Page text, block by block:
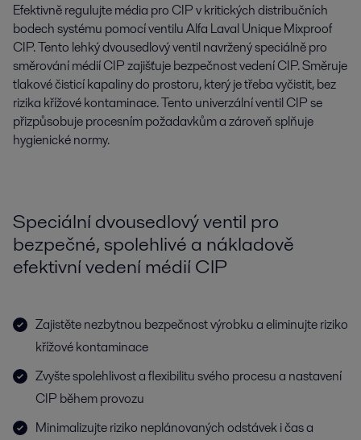
Efektivně regulujte média pro CIP v kritických distribučních
bodech systému pomocí ventilu Alfa Laval Unique Mixproof
CIP. Tento lehký dvousedlový ventil navržený speciálně pro
směrování médií CIP zajišťuje bezpečnost vedení CIP. Směruje
tlakové čisticí kapaliny do prostoru, který je třeba vyčistit, bez
rizika křížové kontaminace. Tento univerzální ventil CIP se
přizpůsobuje procesním požadavkům a zároveň splňuje
hygienické normy.
Speciální dvousedlový ventil pro
bezpečné, spolehlivé a nákladově
efektivní vedení médií CIP
Zajistěte nezbytnou bezpečnost výrobku a eliminujte riziko
křížové kontaminace
Zvyšte spolehlivost a flexibilitu svého procesu a nastavení
CIP během provozu
Minimalizujte riziko neplánovaných odstávek i čas a